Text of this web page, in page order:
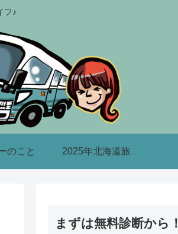
フ♪
のこと 2025年北海道旅
まずは無料診断から！